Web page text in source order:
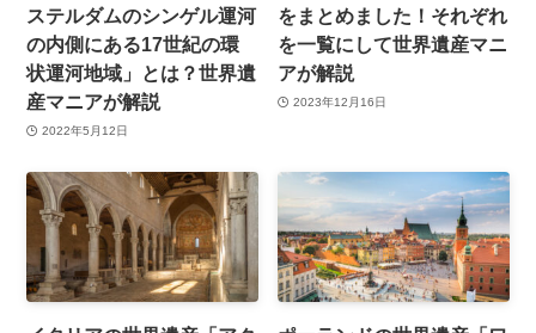
ステルダムのシンゲル運河
の内側にある17世紀の環
状運河地域」とは？世界遺
産マニアが解説
2022年5月12日
をまとめました！それぞれ
を一覧にして世界遺産マニ
アが解説
2023年12月16日